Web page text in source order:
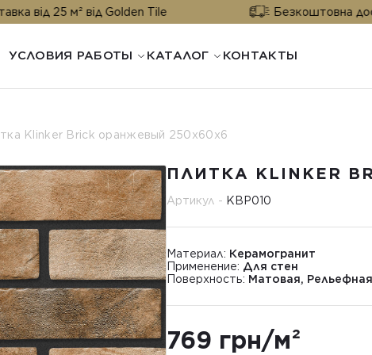
м² від Golden Tile Безкоштовна доставка
УСЛОВИЯ РАБОТЫ КАТАЛОГ КОНТАКТЫ
Klinker Brick оранжевый 250х60х6
ПЛИТКА KLINKER
Артикул - KBР010
Материал: Керамогранит
Применение: Для стен
Поверхность: Матовая, Рельефная
769 грн/м²